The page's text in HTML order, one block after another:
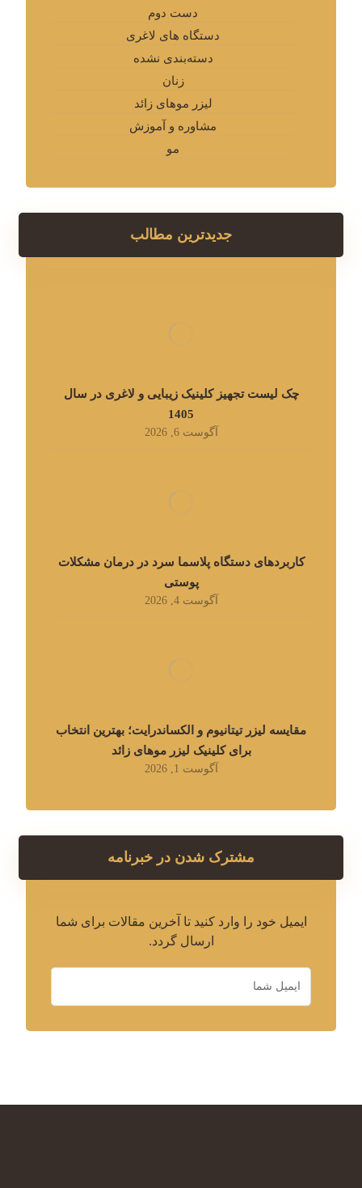
دست دوم
دستگاه های لاغری
دسته‌بندی نشده
زنان
لیزر موهای زائد
مشاوره و آموزش
مو
جدیدترین مطالب
چک لیست تجهیز کلینیک زیبایی و لاغری در سال
1405
آگوست 6, 2026
کاربردهای دستگاه پلاسما سرد در درمان مشکلات
پوستی
آگوست 4, 2026
مقایسه لیزر تیتانیوم و الکساندرایت؛ بهترین انتخاب
برای کلینیک لیزر موهای زائد
آگوست 1, 2026
مشترک شدن در خبرنامه
ایمیل خود را وارد کنید تا آخرین مقالات برای شما
ارسال گردد.